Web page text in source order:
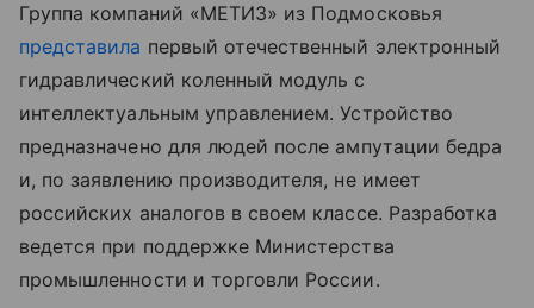
Группа компаний «МЕТИЗ» из Подмосковья
представила первый отечественный электронный
гидравлический коленный модуль с
интеллектуальным управлением. Устройство
предназначено для людей после ампутации бедра
и, по заявлению производителя, не имеет
российских аналогов в своем классе. Разработка
ведется при поддержке Министерства
промышленности и торговли России.